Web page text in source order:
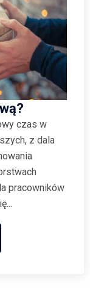
czas w
z dala
pracowników